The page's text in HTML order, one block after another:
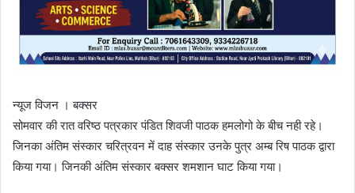
न्यूज विजन । बक्सर
सोमवार की रात वरिष्ठ पत्रकार पंडित शिवजी पाठक हमलोगो के बीच नही रहे।
जिनका अंतिम संस्कार चरित्रवन में दाह संस्कार उनके पुत्र अम्ब रिष पाठक द्वारा
किया गया। जिनकी अंतिम संस्कार बक्सर शमशान घाट किया गया।